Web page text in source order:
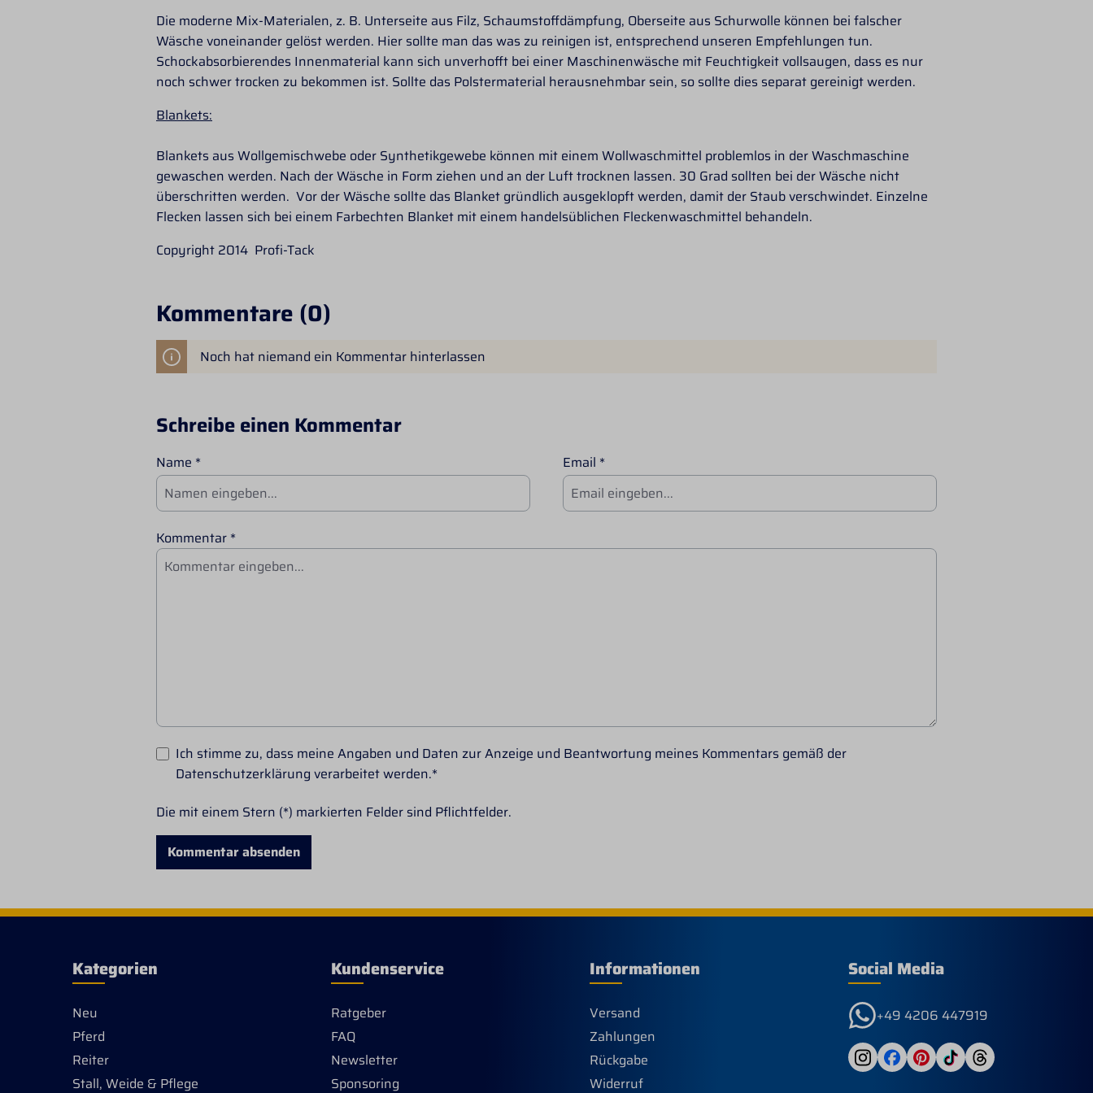
Die moderne Mix-Materialen, z. B. Unterseite aus Filz, Schaumstoffdämpfung, Oberseite aus Schurwolle können bei falscher
Wäsche voneinander gelöst werden. Hier sollte man das was zu reinigen ist, entsprechend unseren Empfehlungen tun.
Schockabsorbierendes Innenmaterial kann sich unverhofft bei einer Maschinenwäsche mit Feuchtigkeit vollsaugen, dass es nur
noch schwer trocken zu bekommen ist. Sollte das Polstermaterial herausnehmbar sein, so sollte dies separat gereinigt werden.
Blankets:
Blankets aus Wollgemischwebe oder Synthetikgewebe können mit einem Wollwaschmittel problemlos in der Waschmaschine
gewaschen werden. Nach der Wäsche in Form ziehen und an der Luft trocknen lassen. 30 Grad sollten bei der Wäsche nicht
überschritten werden. Vor der Wäsche sollte das Blanket gründlich ausgeklopft werden, damit der Staub verschwindet. Einzelne
Flecken lassen sich bei einem Farbechten Blanket mit einem handelsüblichen Fleckenwaschmittel behandeln.
Copyright 2014 Profi-Tack
Kommentare (0)
Noch hat niemand ein Kommentar hinterlassen
Schreibe einen Kommentar
Name * Email *
Kommentar *
Ich stimme zu, dass meine Angaben und Daten zur Anzeige und Beantwortung meines Kommentars gemäß der
Datenschutzerklärung verarbeitet werden.*
Die mit einem Stern (*) markierten Felder sind Pflichtfelder.
Kommentar absenden
Kategorien
Neu
Pferd
Reiter
Stall, Weide & Pflege
Kundenservice
Ratgeber
FAQ
Newsletter
Sponsoring
Informationen
Versand
Zahlungen
Rückgabe
Widerruf
Social Media
+49 4206 447919